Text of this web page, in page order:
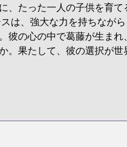
たった一人の子供を育て
は、強大な力を持ちなが
彼の心の中で葛藤が生まれ
。果たして、彼の選択が